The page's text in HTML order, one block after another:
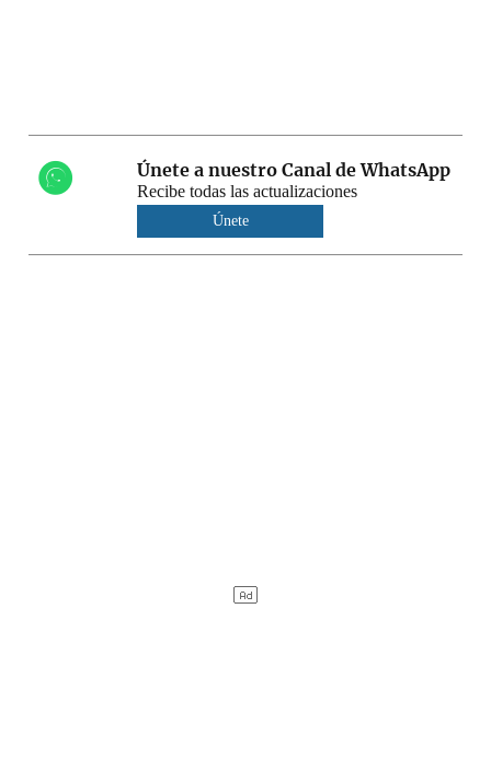
Únete a nuestro Canal de WhatsApp
Recibe todas las actualizaciones
Únete